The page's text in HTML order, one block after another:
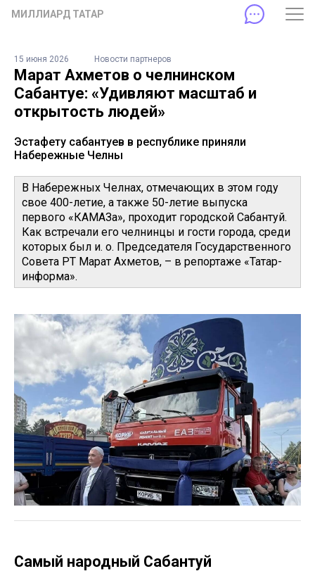
МИЛЛИАРД ТАТАР
15 июня 2026 Новости партнеров
Марат Ахметов о челнинском
Сабантуе: «Удивляют масштаб и
открытость людей»
Эстафету сабантуев в республике приняли
Набережные Челны
В Набережных Челнах, отмечающих в этом году
свое 400-летие, а также 50-летие выпуска
первого «КАМАЗа», проходит городской Сабантуй.
Как встречали его челнинцы и гости города, среди
которых был и. о. Председателя Государственного
Совета РТ Марат Ахметов, – в репортаже «Татар-
информа».
Самый народный Сабантуй